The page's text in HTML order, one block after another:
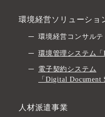
環境経営ソリューショ
環境経営コンサルテ
環境管理システム「
電子契約システム
「Digital Document
人材派遣事業